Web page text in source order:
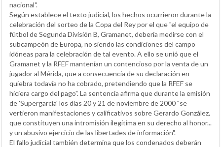
nacional".
Según establece el texto judicial, los hechos ocurrieron durante la
celebración del sorteo de la Copa del Rey por el que "el equipo de
fútbol de Segunda División B, Gramanet, debería medirse con el
subcampeón de Europa, no siendo las condiciones del campo
idóneas para la celebración de tal evento. A ello se unió que el
Gramanet y la RFEF mantenían un contencioso por la venta de un
jugador al Mérida, que a consecuencia de su declaración en
quiebra todavía no ha cobrado, pretendiendo que la RFEF se
hiciera cargo del pago". La sentencia afirma que durante la emisión
de 'Supergarcía' los días 20 y 21 de noviembre de 2000 "se
vertieron manifestaciones y calificativos sobre Gerardo González,
que constituyen una intromisión ilegítima en su derecho al honor...
y un abusivo ejercicio de las libertades de información".
El fallo judicial también determina que los condenados deberán